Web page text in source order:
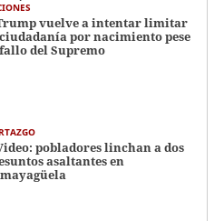
vuelve a intentar limitar
por nacimiento pese
del Supremo
pobladores linchan a dos
asaltantes en